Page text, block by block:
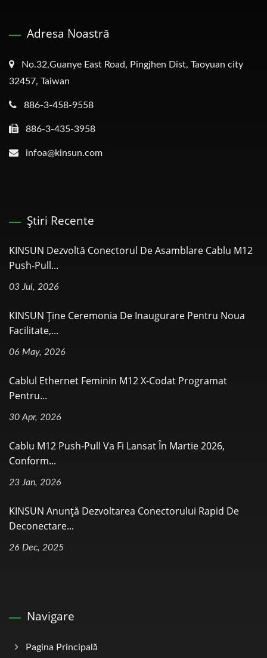
Adresa Noastră
No.32,Guanye East Road, Pingjhen Dist, Taoyuan city
32457, Taiwan
886-3-458-9558
886-3-435-3958
infoa@kinsun.com
Știri Recente
KINSUN Dezvoltă Conectorul De Asamblare Cablu M12
Push-Pull...
03 Jul, 2026
KINSUN Ține Ceremonia De Inaugurare Pentru Noua
Facilitate,...
06 May, 2026
Cablul Ethernet Feminin M12 X-Codat Programat
Pentru...
30 Apr, 2026
Cablu M12 Push-Pull Va Fi Lansat În Martie 2026,
Conform...
23 Jan, 2026
KINSUN Anunță Dezvoltarea Conectorului Rapid De
Deconectare...
26 Dec, 2025
Navigare
Pagina Principală